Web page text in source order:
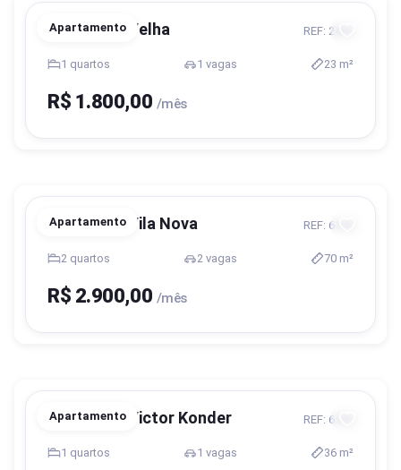
Apartamento
Blumenau, Velha REF: 2436
1 quartos 1 vagas 23 m²
R$ 1.800,00 /mês
Apartamento
Blumenau, Vila Nova REF: 6140
2 quartos 2 vagas 70 m²
R$ 2.900,00 /mês
Apartamento
Blumenau, Victor Konder REF: 6184
1 quartos 1 vagas 36 m²